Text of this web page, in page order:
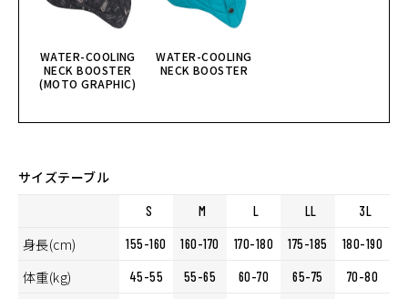
WATER-COOLING
NECK BOOSTER
(MOTO GRAPHIC)
WATER-COOLING
NECK BOOSTER
サイズテーブル
S M L LL 3L
身長(cm) 155-160 160-170 170-180 175-185 180-190
体重(kg) 45-55 55-65 60-70 65-75 70-80